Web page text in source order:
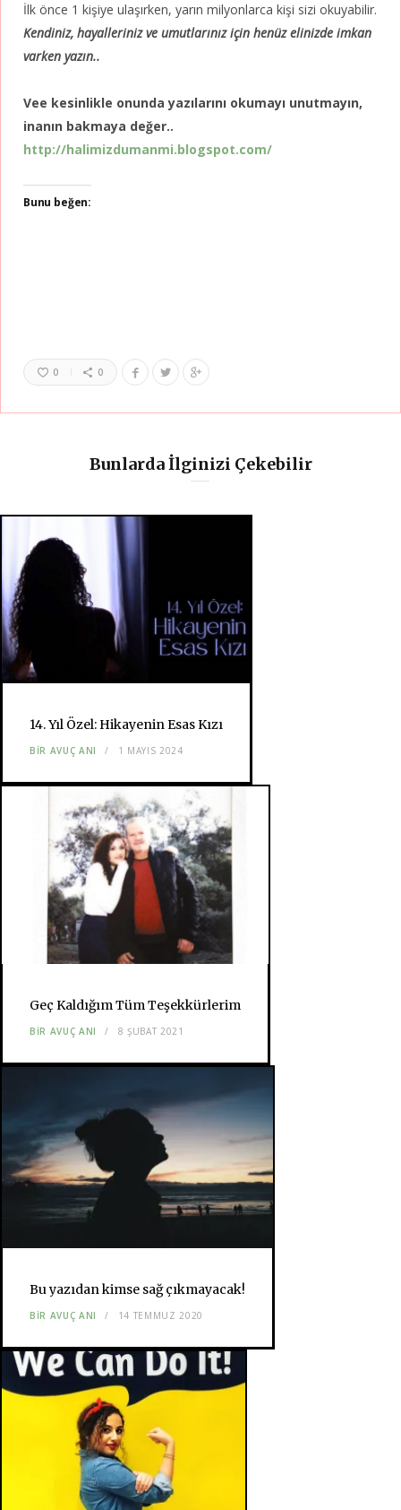
İlk önce 1 kişiye ulaşırken, yarın milyonlarca kişi sizi okuyabilir.
Kendiniz, hayalleriniz ve umutlarınız için henüz elinizde imkan
varken yazın..
Vee kesinlikle onunda yazılarını okumayı unutmayın,
inanın bakmaya değer..
http://halimizdumanmi.blogspot.com/
Bunu beğen:
0 0
Bunlarda İlginizi Çekebilir
14. Yıl Özel: Hikayenin Esas Kızı
BIR AVUÇ ANI 1 MAYIS 2024
Geç Kaldığım Tüm Teşekkürlerim
BIR AVUÇ ANI 8 ŞUBAT 2021
Bu yazıdan kimse sağ çıkmayacak!
BIR AVUÇ ANI 14 TEMMUZ 2020